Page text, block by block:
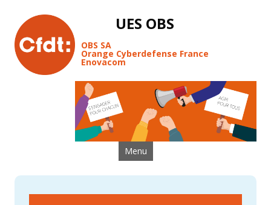
UES OBS
OBS SA
Orange Cyberdefense France
Enovacom
Menu Aller au contenu